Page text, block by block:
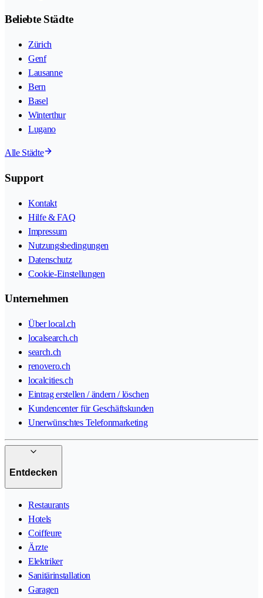
Beliebte Städte
Zürich
Genf
Lausanne
Bern
Basel
Winterthur
Lugano
Alle Städte
Support
Kontakt
Hilfe & FAQ
Impressum
Nutzungsbedingungen
Datenschutz
Cookie-Einstellungen
Unternehmen
Über local.ch
localsearch.ch
search.ch
renovero.ch
localcities.ch
Eintrag erstellen / ändern / löschen
Kundencenter für Geschäftskunden
Unerwünschtes Telefonmarketing
Entdecken
Restaurants
Hotels
Coiffeure
Ärzte
Elektriker
Sanitärinstallation
Garagen